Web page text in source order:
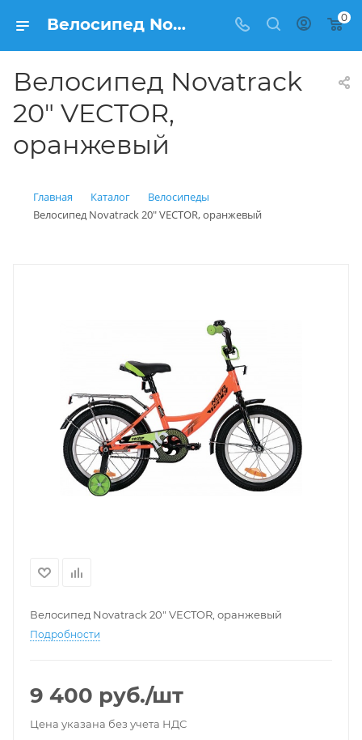
Велосипед Novatrack 20" VECTOR, оранжевый купить: цена 9 400 рублей в Балашихе | Интернет магазин Вело150 0
Велосипед Novatrack
20" VECTOR,
оранжевый
Главная Каталог
Велосипеды
Велосипед Novatrack 20" VECTOR, оранжевый
Велосипед Novatrack 20" VECTOR, оранжевый
Подробности
9 400 руб./шт
Цена указана без учета НДС